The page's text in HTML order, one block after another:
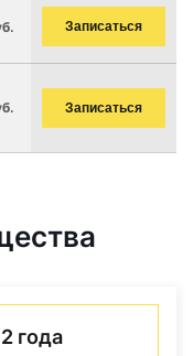
Записаться
Записаться
года